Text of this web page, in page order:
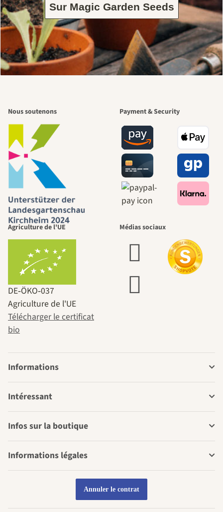
Sur Magic Garden Seeds
Nous soutenons Payment & Security
Agriculture de l'UE
DE‑ÖKO‑037
Agriculture de l'UE
Télécharger le certificat
bio
Médias sociaux
Informations
Intéressant
Infos sur la boutique
Informations légales
Annuler le contrat